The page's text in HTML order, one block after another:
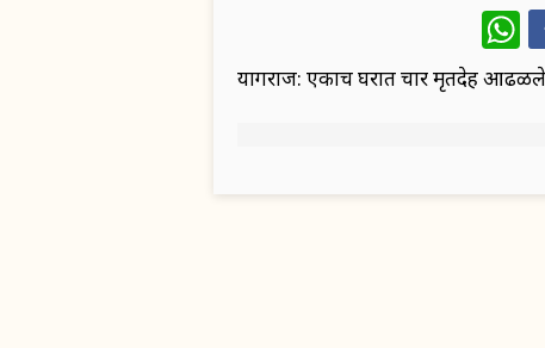
प्रयागराज: एकाच घरात चार मृतदेह